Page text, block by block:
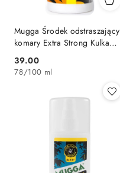
Mugga Środek odstraszający
komary Extra Strong Kulka
Cena:
39.00
78/100 ml